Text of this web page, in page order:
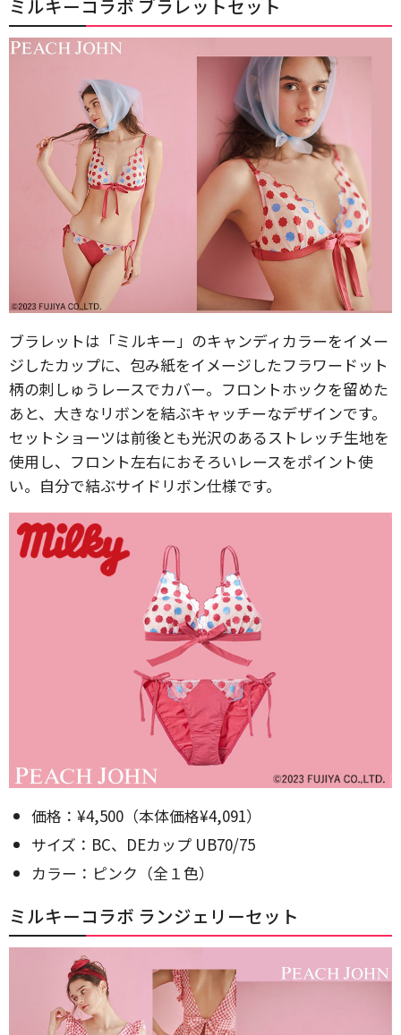
ミルキーコラボ ブラレットセット
ブラレットは「ミルキー」のキャンディカラーをイメー
ジしたカップに、包み紙をイメージしたフラワードット
柄の刺しゅうレースでカバー。フロントホックを留めた
あと、大きなリボンを結ぶキャッチーなデザインです。
セットショーツは前後とも光沢のあるストレッチ生地を
使用し、フロント左右におそろいレースをポイント使
い。自分で結ぶサイドリボン仕様です。
価格：¥4,500（本体価格¥4,091）
サイズ：BC、DEカップ UB70/75
カラー：ピンク（全１色）
ミルキーコラボ ランジェリーセット